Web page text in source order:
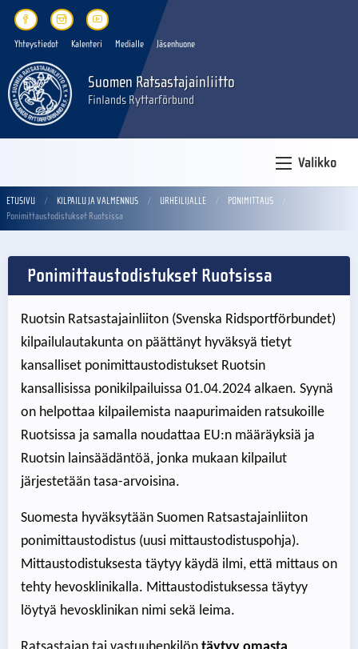
Yhteystiedot Kalenteri Medialle Jäsenhuone
Suomen Ratsastajainliitto
Finlands Ryttarförbund
Valikko
ETUSIVU KILPAILU JA VALMENNUS URHEILIJALLE
PONIMITTAUS
Ponimittaustodistukset Ruotsissa
Ponimittaustodistukset Ruotsissa
Ruotsin Ratsastajainliiton (Svenska Ridsportförbundet)
kilpailulautakunta on päättänyt hyväksyä tietyt
kansalliset ponimittaustodistukset Ruotsin
kansallisissa ponikilpailuissa 01.04.2024 alkaen. Syynä
on helpottaa kilpailemista naapurimaiden ratsukoille
Ruotsissa ja samalla noudattaa EU:n määräyksiä ja
Ruotsin lainsäädäntöä, jonka mukaan kilpailut
järjestetään tasa-arvoisina.
Suomesta hyväksytään Suomen Ratsastajainliiton
ponimittaustodistus (uusi mittaustodistuspohja).
Mittaustodistuksesta täytyy käydä ilmi, että mittaus on
tehty hevosklinikalla. Mittaustodistuksessa täytyy
löytyä hevosklinikan nimi sekä leima.